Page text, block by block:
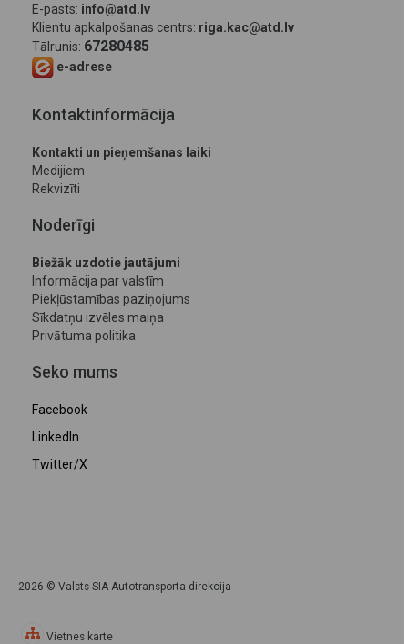
E-pasts: info@atd.lv
Klientu apkalpošanas centrs: riga.kac@atd.lv
Tālrunis: 67280485
e-adrese
Kontaktinformācija
Kontakti un pieņemšanas laiki
Medijiem
Rekvizīti
Noderīgi
Biežāk uzdotie jautājumi
Informācija par valstīm
Piekļūstamības paziņojums
Sīkdatņu izvēles maiņa
Privātuma politika
Seko mums
Facebook
LinkedIn
Twitter/X
2026 © Valsts SIA Autotransporta direkcija
Vietnes karte